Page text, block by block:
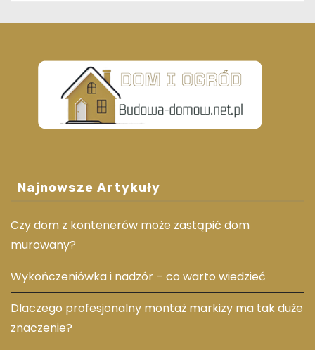
Najnowsze Artykuły
Czy dom z kontenerów może zastąpić dom
murowany?
Wykończeniówka i nadzór – co warto wiedzieć
Dlaczego profesjonalny montaż markizy ma tak duże
znaczenie?